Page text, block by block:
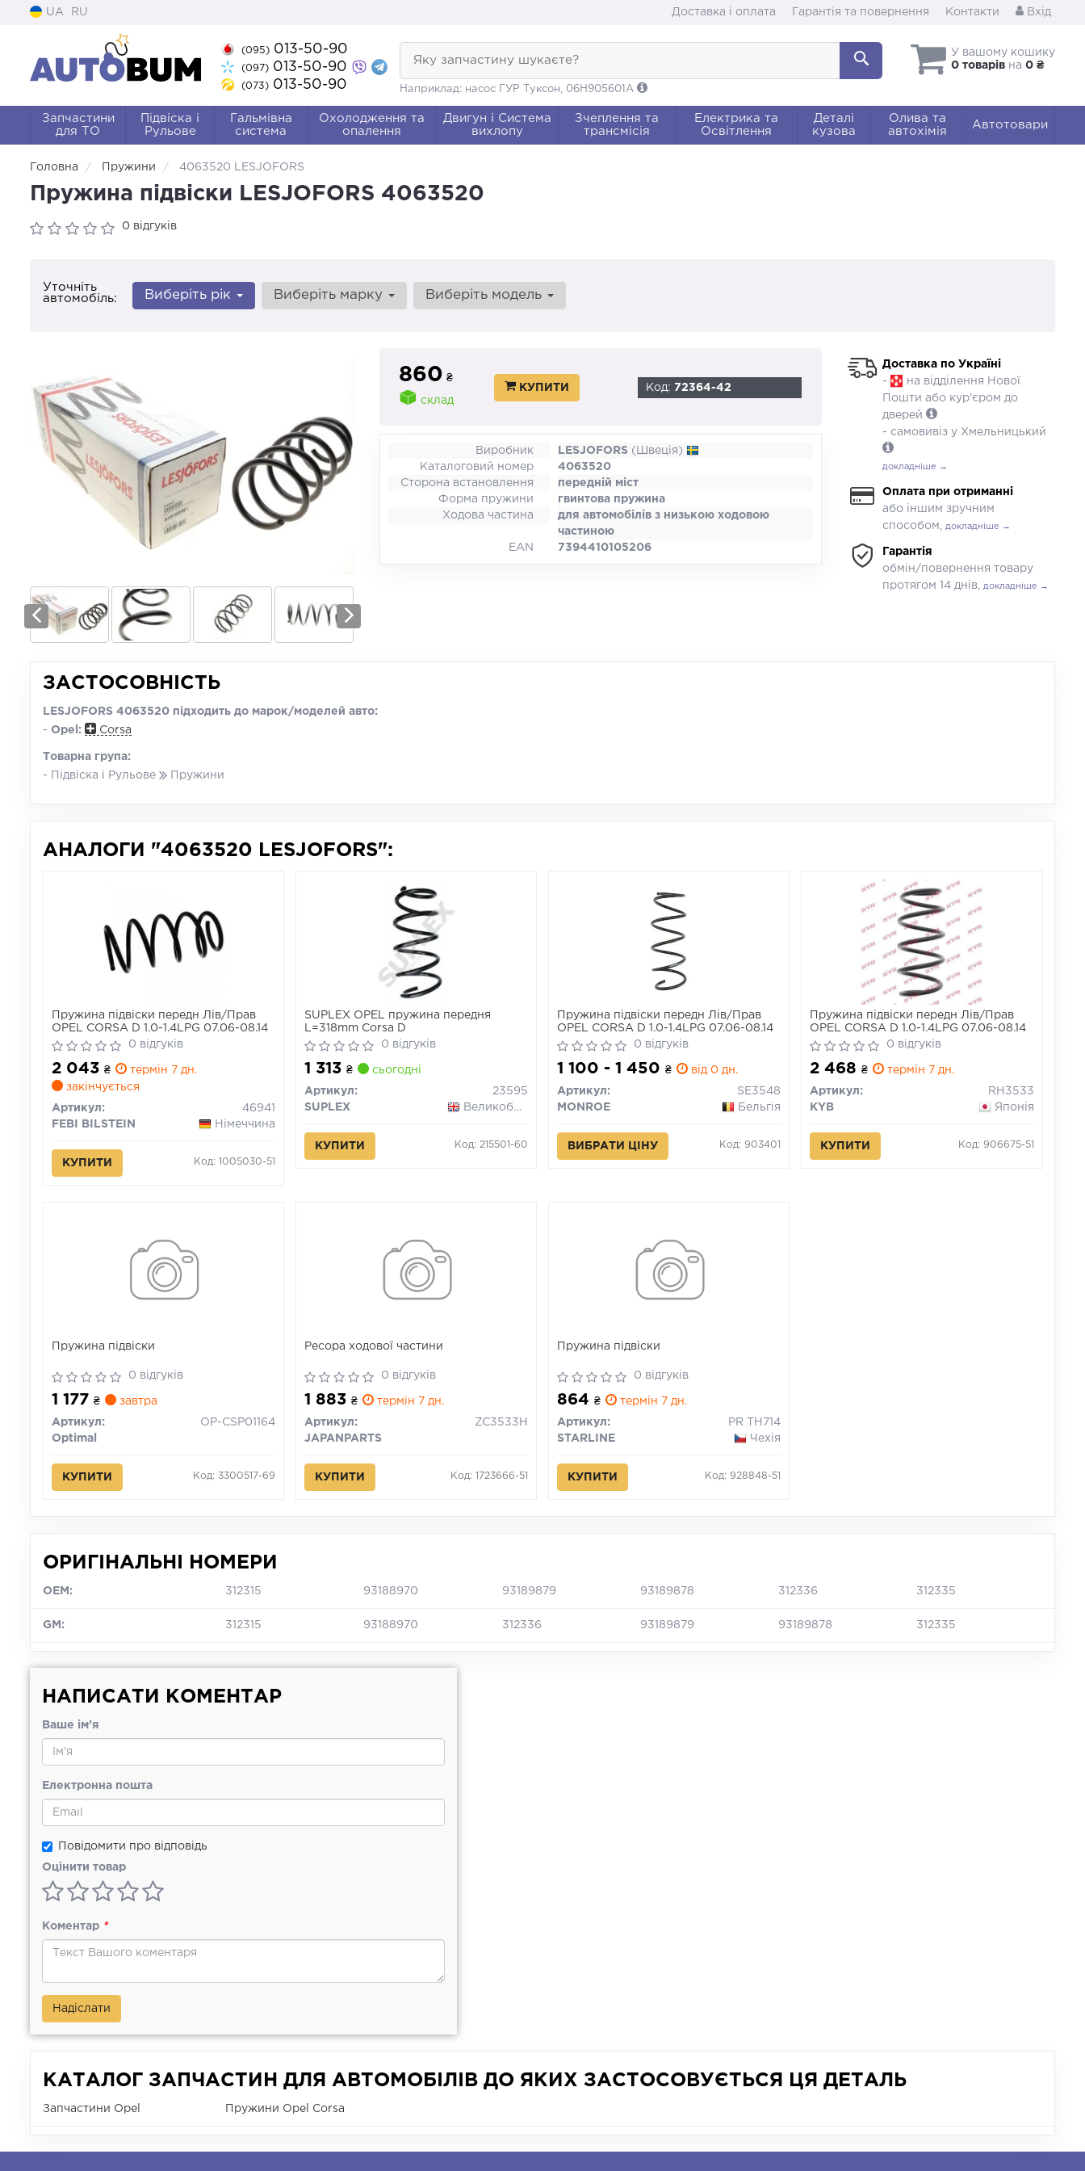
UA RU Доставка і оплата Гарантія та повернення Контакти Вхід
(095)013-50-90
(097)013-50-90
(073)013-50-90
У вашому кошику
0 товарів на 0 ₴
Яку запчастину шукаєте?
Наприклад: насос ГУР Туксон, 06H905601A
Запчастини
для ТО
Підвіска і
Рульове
Гальмівна
система
Охолодження та
опалення
Двигун і Система
вихлопу
Зчеплення та
трансмісія
Електрика та
Освітлення
Деталі
кузова
Олива та
автохімія
Автотовари
Головна Пружини 4063520 LESJOFORS
Пружина підвіски LESJOFORS 4063520
0 відгуків
Уточніть
автомобіль:
Виберіть рік Виберіть марку Виберіть модель
860 ₴
склад
КУПИТИ Код: 72364-42
Виробник LESJOFORS (Швеція)
Каталоговий номер
4063520
Сторона встановлення
передній міст
Форма пружини
гвинтова пружина
Ходова частина
для автомобілів з низькою ходовою
частиною
EAN
7394410105206
Доставка по Україні
-
на відділення Нової
Пошти або кур'єром до
дверей
- самовивіз у Хмельницький
докладніше →
Оплата при отриманні
або іншим зручним
способом, докладніше →
Гарантія
обмін/повернення товару
протягом 14 днів, докладніше →
ЗАСТОСОВНІСТЬ
LESJOFORS 4063520 підходить до марок/моделей авто:
- Opel: Corsa
Товарна група:
- Підвіска і Рульове
Пружини
АНАЛОГИ "4063520 LESJOFORS":
Пружина підвіски передн Лів/Прав
OPEL CORSA D 1.0-1.4LPG 07.06-08.14
0 відгуків
2 043 ₴
термін 7 дн.
закінчується
Артикул:
46941
FEBI BILSTEIN
Німеччина
КУПИТИ Код: 1005030-51
SUPLEX OPEL пружина передня
L=318mm Corsa D
0 відгуків
1 313 ₴ сьогодні
Артикул:
23595
SUPLEX
Великобританія
КУПИТИ Код: 215501-60
Пружина підвіски передн Лів/Прав
OPEL CORSA D 1.0-1.4LPG 07.06-08.14
0 відгуків
1 100 - 1 450 ₴ від 0 дн.
Артикул:
SE3548
MONROE
Бельгія
ВИБРАТИ ЦІНУ Код: 903401
Пружина підвіски передн Лів/Прав
OPEL CORSA D 1.0-1.4LPG 07.06-08.14
0 відгуків
2 468₴ термін 7 дн.
Артикул:
RH3533
KYB
Японія
КУПИТИ Код: 906675-51
Пружина підвіски
0 відгуків
1 177 ₴ завтра
Артикул:
OP-CSP01164
Optimal
КУПИТИ Код: 3300517-69
Ресора ходової частини
0 відгуків
1 883 ₴ термін 7 дн.
Артикул:
ZC3533H
JAPANPARTS
КУПИТИ Код: 1723666-51
Пружина підвіски
0 відгуків
864 ₴ термін 7 дн.
Артикул:
PR TH714
STARLINE
Чехія
КУПИТИ Код: 928848-51
ОРИГІНАЛЬНІ НОМЕРИ
OEM: 312315 93188970 93189879 93189878 312336 312335
GM: 312315 93188970 312336 93189879 93189878 312335
НАПИСАТИ КОМЕНТАР
Ваше ім'я
Електронна пошта
Повідомити про відповідь
Оцінити товар
Коментар *
Надіслати
КАТАЛОГ ЗАПЧАСТИН ДЛЯ АВТОМОБІЛІВ ДО ЯКИХ ЗАСТОСОВУЄТЬСЯ ЦЯ ДЕТАЛЬ
Запчастини Opel Пружини Opel Corsa